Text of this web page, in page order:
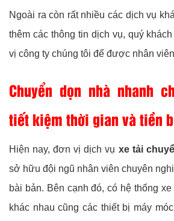
Ngoài ra còn rất nhiều các dịch vụ
thêm các thông tin dịch vụ, quý
vị công ty chúng tôi để được nhân
Chuyển dọn nhà nhanh
tiết kiệm thời gian và tiền
Hiện nay, đơn vị dịch vụ xe tải
sở hữu đội ngũ nhân viên chuyên
bài bản. Bên cạnh đó, có hệ thống
khác nhau cũng các thiết bị máy